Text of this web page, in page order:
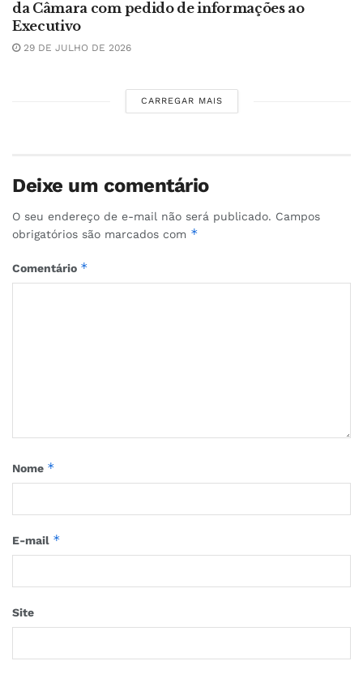
da Câmara com pedido de informações ao
Executivo
29 DE JULHO DE 2026
CARREGAR MAIS
Deixe um comentário
O seu endereço de e-mail não será publicado. Campos
obrigatórios são marcados com *
Comentário *
Nome *
E-mail *
Site